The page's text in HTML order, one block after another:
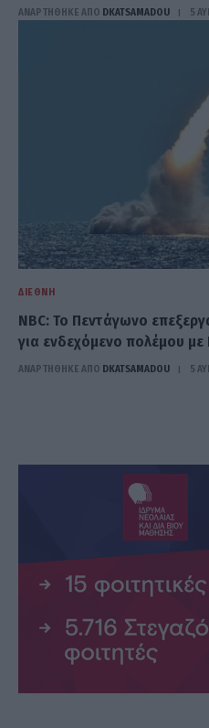
ΑΝΑΡΤΗΘΗΚΕ ΑΠΟ DKATSAMADOU 5
ΔΙΕΘΝΉ
NBC: Το Πεντάγωνο
για ενδεχόμενο πολέμου
ΑΝΑΡΤΗΘΗΚΕ ΑΠΟ DKATSAMADOU 5